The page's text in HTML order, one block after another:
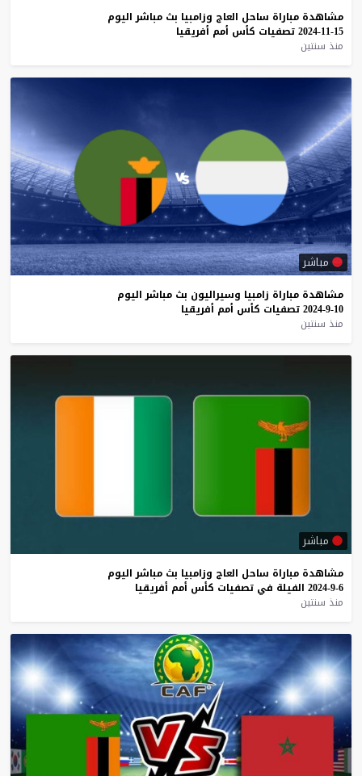
مشاهدة مباراة ساحل العاج وزامبيا بث مباشر اليوم
15-11-2024
تصفيات كأس أمم أفريقيا
منذ سنتين
مباشر
مشاهدة مباراة زامبيا وسيراليون بث مباشر اليوم
10-9-2024
تصفيات كأس أمم أفريقيا
منذ سنتين
مباشر
مشاهدة مباراة ساحل العاج وزامبيا بث مباشر اليوم
6-9-2024
الفيلة في تصفيات كأس أمم أفريقيا
منذ سنتين